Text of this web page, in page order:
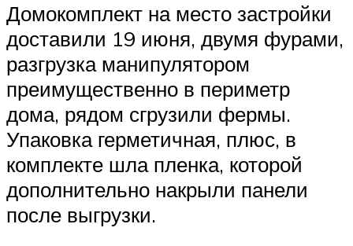
Домокомплект на место застройки
доставили 19 июня, двумя фурами,
разгрузка манипулятором
преимущественно в периметр
дома, рядом сгрузили фермы.
Упаковка герметичная, плюс, в
комплекте шла пленка, которой
дополнительно накрыли панели
после выгрузки.